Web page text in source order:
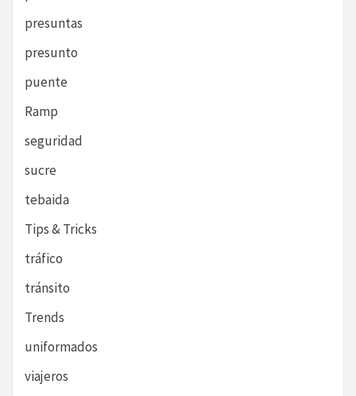
presuntas
presunto
puente
Ramp
seguridad
sucre
tebaida
Tips & Tricks
tráfico
tránsito
Trends
uniformados
viajeros